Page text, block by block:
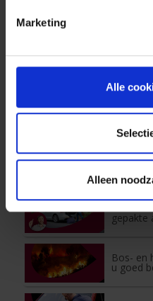
Marketing
Alle
Alleen
Nieuwe
wat
vanaf 1
Vertrek
gepakte
Bos- en
u goed